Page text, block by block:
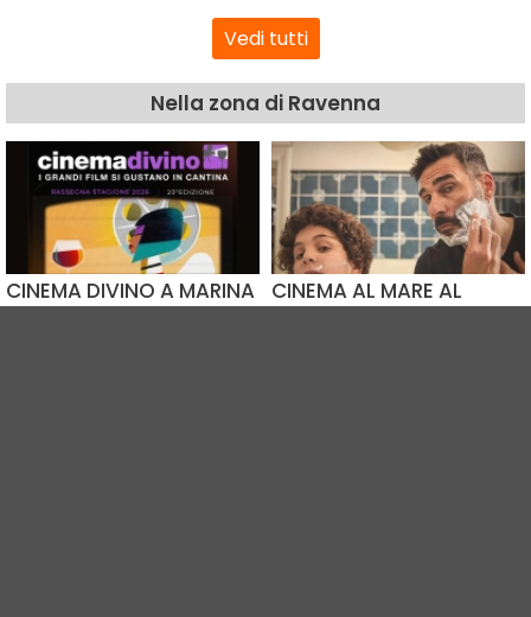
Vedi tutti
Nella zona di Ravenna
CINEMA DIVINO A MARINA
DI RAVENNA
CINEMA AL MARE AL
BAGNO POLKA